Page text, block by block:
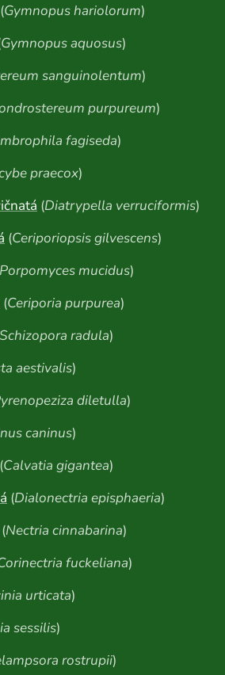
(Gymnopus hariolorum)
Gymnopus aquosus)
sanguinolentum)
purpureum)
fagiseda)
praecox)
(Diatrypella verruciformis)
(Ceriporiopsis gilvescens)
Porpomyces mucidus)
(Ceriporia purpurea)
Schizopora radula)
aestivalis)
diletulla)
caninus)
(Calvatia gigantea)
(Dialonectria episphaeria)
(Nectria cinnabarina)
fuckeliana)
urticata)
sessilis)
rostrupii)